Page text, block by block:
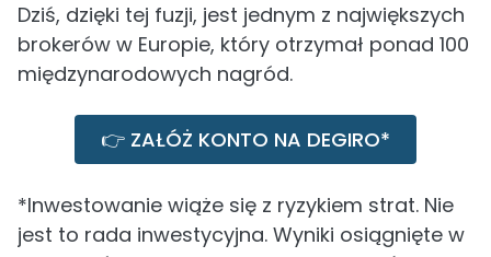
Dziś, dzięki tej fuzji, jest jednym z największych
brokerów w Europie, który otrzymał ponad 100
międzynarodowych nagród.
👉 ZAŁÓŻ KONTO NA DEGIRO*
*Inwestowanie wiąże się z ryzykiem strat. Nie
jest to rada inwestycyjna. Wyniki osiągnięte w